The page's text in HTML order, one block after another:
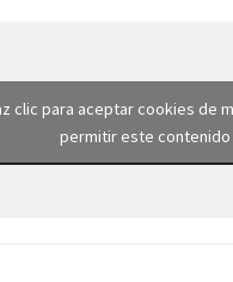
clic para aceptar cookies de
permitir este contenido